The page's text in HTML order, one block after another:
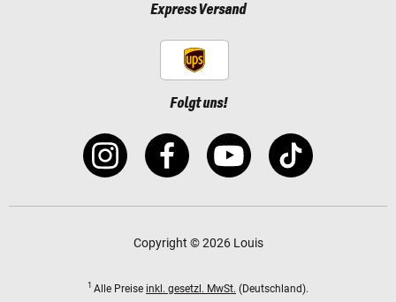
Express Versand
Folgt uns!
Copyright © 2026 Louis
1 Alle Preise inkl. gesetzl. MwSt. (Deutschland).